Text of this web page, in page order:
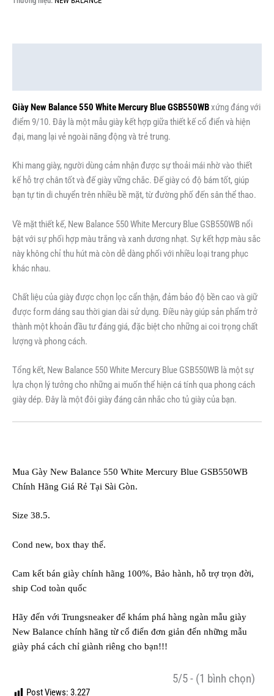
Giày New Balance 550 White Mercury Blue GSB550WBxứng đáng với
điểm 9/10. Đây là một mẫu giày kết hợp giữa thiết kế cổ điển và hiện
đại, mang lại vẻ ngoài năng động và trẻ trung.
Khi mang giày, người dùng cảm nhận được sự thoải mái nhờ vào thiết
kế hỗ trợ chân tốt và đế giày vững chắc. Đế giày có độ bám tốt, giúp
bạn tự tin di chuyển trên nhiều bề mặt, từ đường phố đến sân thể thao.
Về mặt thiết kế, New Balance 550 White Mercury Blue GSB550WB nổi
bật với sự phối hợp màu trắng và xanh dương nhạt. Sự kết hợp màu sắc
này không chỉ thu hút mà còn dễ dàng phối với nhiều loại trang phục
khác nhau.
Chất liệu của giày được chọn lọc cẩn thận, đảm bảo độ bền cao và giữ
được form dáng sau thời gian dài sử dụng. Điều này giúp sản phẩm trở
thành một khoản đầu tư đáng giá, đặc biệt cho những ai coi trọng chất
lượng và phong cách.
Tổng kết, New Balance 550 White Mercury Blue GSB550WB là một sự
lựa chọn lý tưởng cho những ai muốn thể hiện cá tính qua phong cách
giày dép. Đây là một đôi giày đáng cân nhắc cho tủ giày của bạn.
Mua Gày New Balance 550 White Mercury Blue GSB550WB
Chính Hãng Giá Rẻ Tại Sài Gòn.
Size 38.5.
Cond new, box thay thế.
Cam kết bán giày chính hãng 100%, Bảo hành, hỗ trợ trọn đời,
ship Cod toàn quốc
Hãy đến với Trungsneaker để khám phá hàng ngàn mẫu giày
New Balance chính hãng từ cổ điển đơn giản đến những mẫu
giày phá cách chỉ giành riêng cho bạn!!!
5/5 - (1 bình chọn)
Post Views: 3.227